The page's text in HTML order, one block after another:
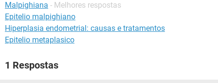
Malpighiana - Melhores respostas
Epitelio malpighiano
Hiperplasia endometrial: causas e tratamentos
Epitelio metaplasico
1 Respostas